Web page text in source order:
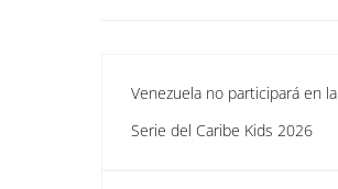
Venezuela no participará en la
Serie del Caribe Kids 2026